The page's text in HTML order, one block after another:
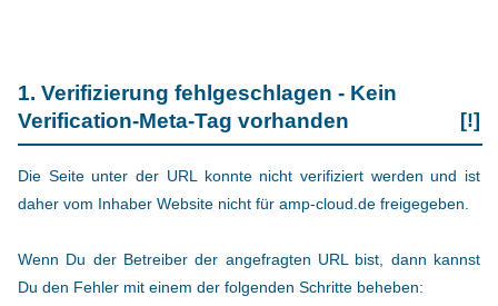
1. Verifizierung fehlgeschlagen - Kein
Verification-Meta-Tag vorhanden
[!]
Die Seite unter der URL konnte nicht verifiziert werden und ist
daher vom Inhaber Website nicht für amp-cloud.de freigegeben.
Wenn Du der Betreiber der angefragten URL bist, dann kannst
Du den Fehler mit einem der folgenden Schritte beheben: